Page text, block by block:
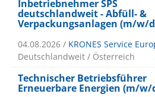
Inbetriebnehmer SPS
deutschlandweit - Abfüll- &
Verpackungsanlagen (m/w/
04.08.2026 / KRONES Service
Deutschlandweit / Österreich
Technischer Betriebsführer
Erneuerbare Energien (m/w/